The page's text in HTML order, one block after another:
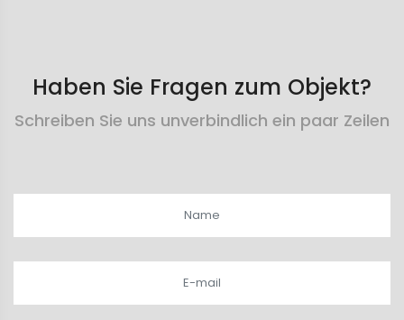
Haben Sie Fragen zum Objekt?
Schreiben Sie uns unverbindlich ein paar Zeilen